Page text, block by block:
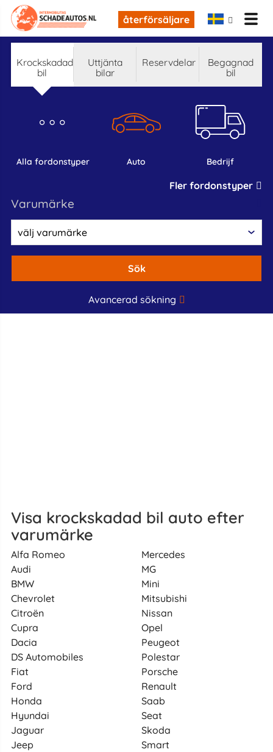
återförsäljare
krockskadad
bil
Uttjänta
bilar
reservdelar
begagnad
bil
alla fordonstyper auto bedrijf
Fler fordonstyper
varumärke
Sök
Avancerad sökning
Visa krockskadad bil auto efter
varumärke
Alfa Romeo
Audi
BMW
Chevrolet
Citroën
Cupra
Dacia
DS Automobiles
Fiat
Ford
Honda
Hyundai
Jaguar
Jeep
Mercedes
MG
Mini
Mitsubishi
Nissan
Opel
Peugeot
Polestar
Porsche
Renault
Saab
Seat
Skoda
Smart